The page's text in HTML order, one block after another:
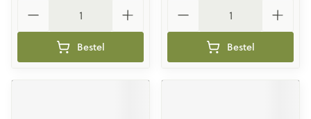
Bestel Bestel